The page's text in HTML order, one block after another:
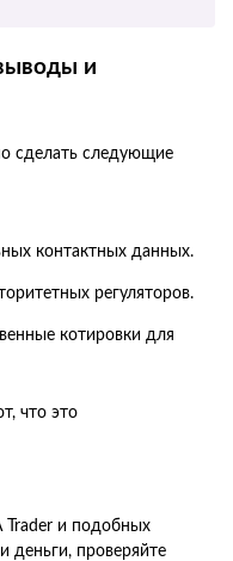
и
сделать следующие
контактных данных.
регуляторов.
котировки для
что это
Trader и подобных
деньги, проверяйте